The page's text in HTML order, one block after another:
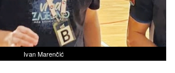
Ivan Marenčić